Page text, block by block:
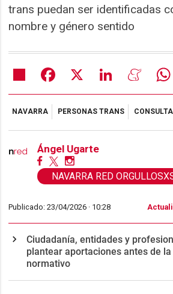
trans puedan ser identificadas
nombre y género sentido
Share Facebook LinkedIn
NAVARRA PERSONAS TRANS CONSULTA
Ángel Ugarte
NAVARRA RED
Publicado: 23/04/2026 · 10:28
Ciudadanía, entidades y
plantear aportaciones antes de
normativo